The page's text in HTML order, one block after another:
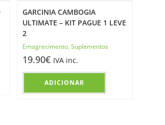
GARCINIA CAMBOGIA
ULTIMATE – KIT PAGUE 1 LEVE
2
Emagrecimento, Suplementos
19.90€ IVA inc.
ADICIONAR